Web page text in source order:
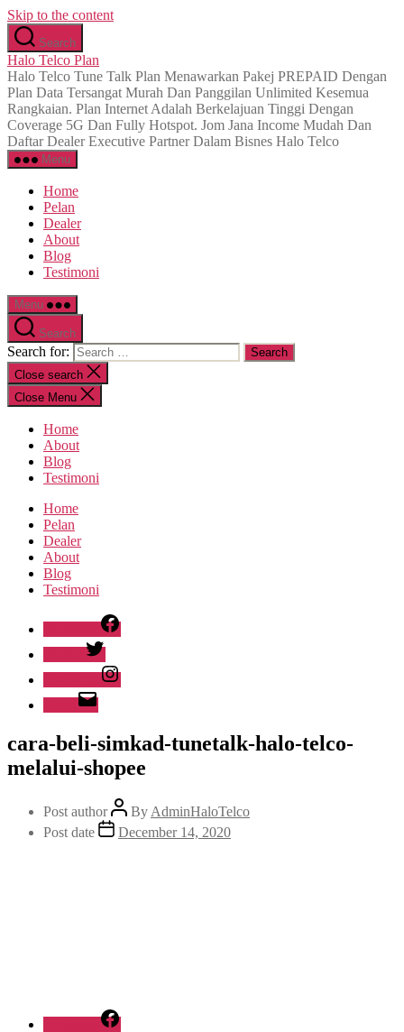
Skip to the content
Search
Halo Telco Plan
Halo Telco Tune Talk Plan Menawarkan Pakej PREPAID Dengan
Plan Data Tersangat Murah Dan Panggilan Unlimited Kesemua
Rangkaian. Plan Internet Adalah Berkelajuan Tinggi Dengan
Coverage 5G Dan Fully Hotspot. Jom Jana Income Mudah Dan
Daftar Dealer Executive Partner Dalam Bisnes Halo Telco
Menu
Home
Pelan
Dealer
About
Blog
Testimoni
Menu
Search
Search for:
Close search
Close Menu
Home
About
Blog
Testimoni
Home
Pelan
Dealer
About
Blog
Testimoni
cara-beli-simkad-tunetalk-halo-telco-
melalui-shopee
Post author By AdminHaloTelco
Post date
December 14, 2020